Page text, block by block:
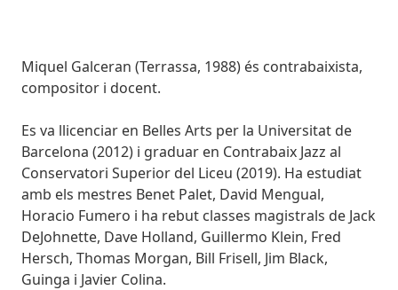
Bio
Miquel Galceran (Terrassa, 1988) és contrabaixista,
compositor i docent.
Es va llicenciar en Belles Arts per la Universitat de
Barcelona (2012) i graduar en Contrabaix Jazz al
Conservatori Superior del Liceu (2019). Ha estudiat
amb els mestres Benet Palet, David Mengual,
Horacio Fumero i ha rebut classes magistrals de Jack
DeJohnette, Dave Holland, Guillermo Klein, Fred
Hersch, Thomas Morgan, Bill Frisell, Jim Black,
Guinga i Javier Colina.